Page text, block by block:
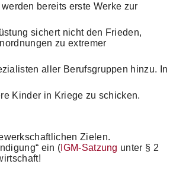
bereits erste Werke zur
sichert nicht den Frieden,
zu extremer
aller Berufsgruppen hinzu. In
Kinder in Kriege zu schicken.
Zielen.
ein ( IGM-Satzung unter § 2